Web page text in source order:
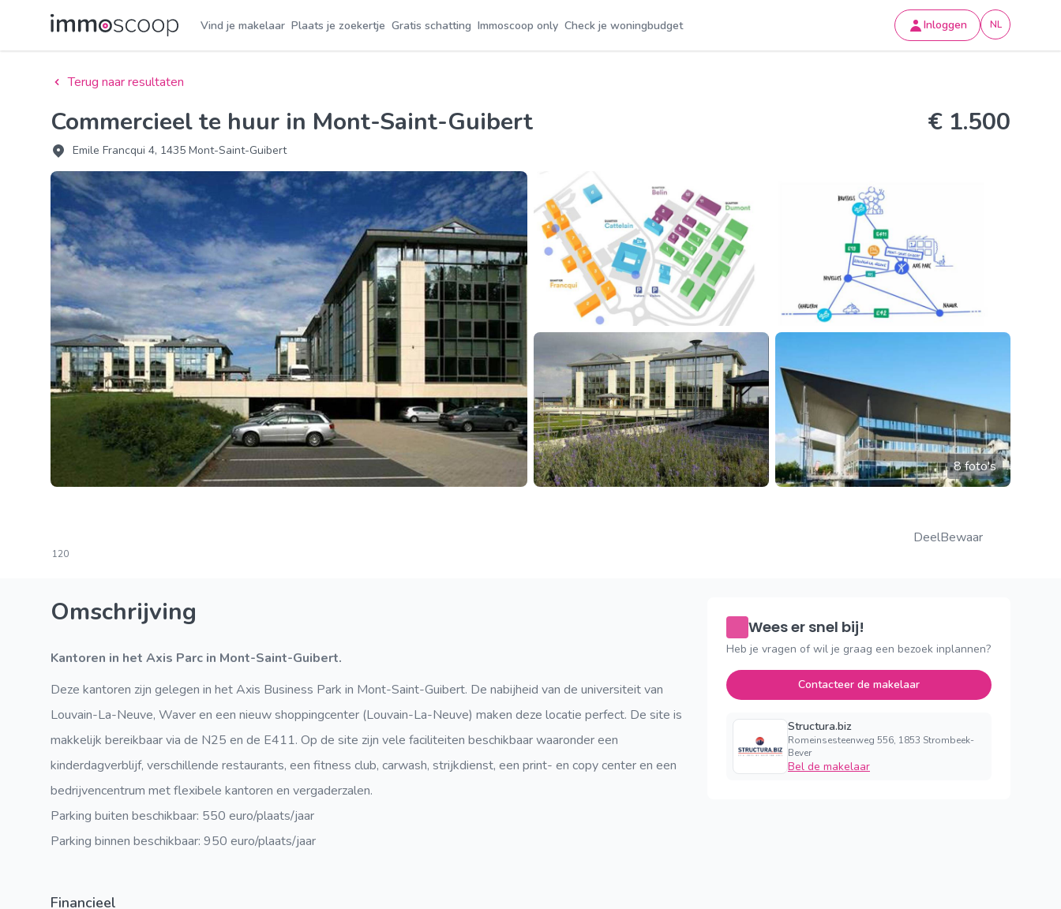
Vind je makelaar Plaats je zoekertje Gratis schatting Immoscoop only Check je woningbudget Inloggen NL
Terug naar resultaten
Commercieel te huur in Mont-Saint-Guibert
Emile Francqui 4, 1435 Mont-Saint-Guibert
€ 1.500
8 foto's
120
DeelBewaar
Omschrijving
Kantoren in het Axis Parc in Mont-Saint-Guibert.
Deze kantoren zijn gelegen in het Axis Business Park in Mont-Saint-Guibert. De nabijheid van de universiteit van
Louvain-La-Neuve, Waver en een nieuw shoppingcenter (Louvain-La-Neuve) maken deze locatie perfect. De site is
makkelijk bereikbaar via de N25 en de E411. Op de site zijn vele faciliteiten beschikbaar waaronder een
kinderdagverblijf, verschillende restaurants, een fitness club, carwash, strijkdienst, een print- en copy center en een
bedrijvencentrum met flexibele kantoren en vergaderzalen.
Parking buiten beschikbaar: 550 euro/plaats/jaar
Parking binnen beschikbaar: 950 euro/plaats/jaar
Financieel
Wees er snel bij!
Heb je vragen of wil je graag een bezoek inplannen?
Contacteer de makelaar
Structura.biz
Romeinsesteenweg 556, 1853 Strombeek-
Bever
Bel de makelaar